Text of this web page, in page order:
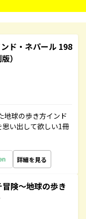
ド・ネパール 198
）
地球の歩き方インド
い出して欲しい1冊
詳細を見る
険～地球の歩き